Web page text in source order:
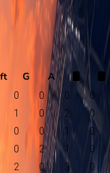
G A
0 0 0
0
1 0 2
0
0 0 1
0
0 2 1
0
2 0 3
0